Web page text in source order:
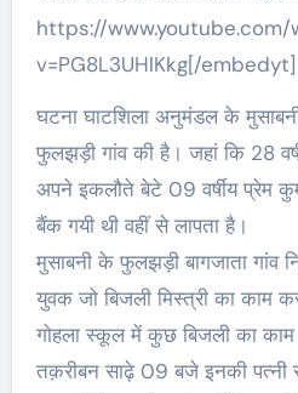
https://www.youtube.com/
v=PG8L3UHlKkg[/embedyt]
घटना घाटशिला अनुमंडल के मुसाबनी
फुलझड़ी गांव की है। जहां कि 28
अपने इकलौते बेटे 09 वर्षीय प्रेम
बैंक गयी थी वहीं से लापता है।
मुसाबनी के फुलझड़ी बागजाता गांव
युवक जो बिजली मिस्त्री का काम
गोहला स्कूल में कुछ बिजली का काम
तक़रीबन साढ़े 09 बजे इनकी